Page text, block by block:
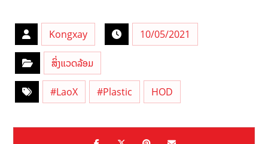
Kongxay 10/05/2021
ສິ່ງແວດລ້ອມ
#LaoX #Plastic HOD